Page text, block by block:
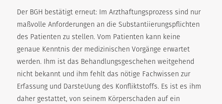
Der BGH bestätigt erneut: Im Arzthaftungsprozess sind nur
maßvolle Anforderungen an die Substantiierungspflichten
des Patienten zu stellen. Vom Patienten kann keine
genaue Kenntnis der medizinischen Vorgänge erwartet
werden. Ihm ist das Behandlungsgeschehen weitgehend
nicht bekannt und ihm fehlt das nötige Fachwissen zur
Erfassung und DarsteUung des Konfliktstoffs. Es ist es ihm
daher gestattet, von seinem Körperschaden auf ein